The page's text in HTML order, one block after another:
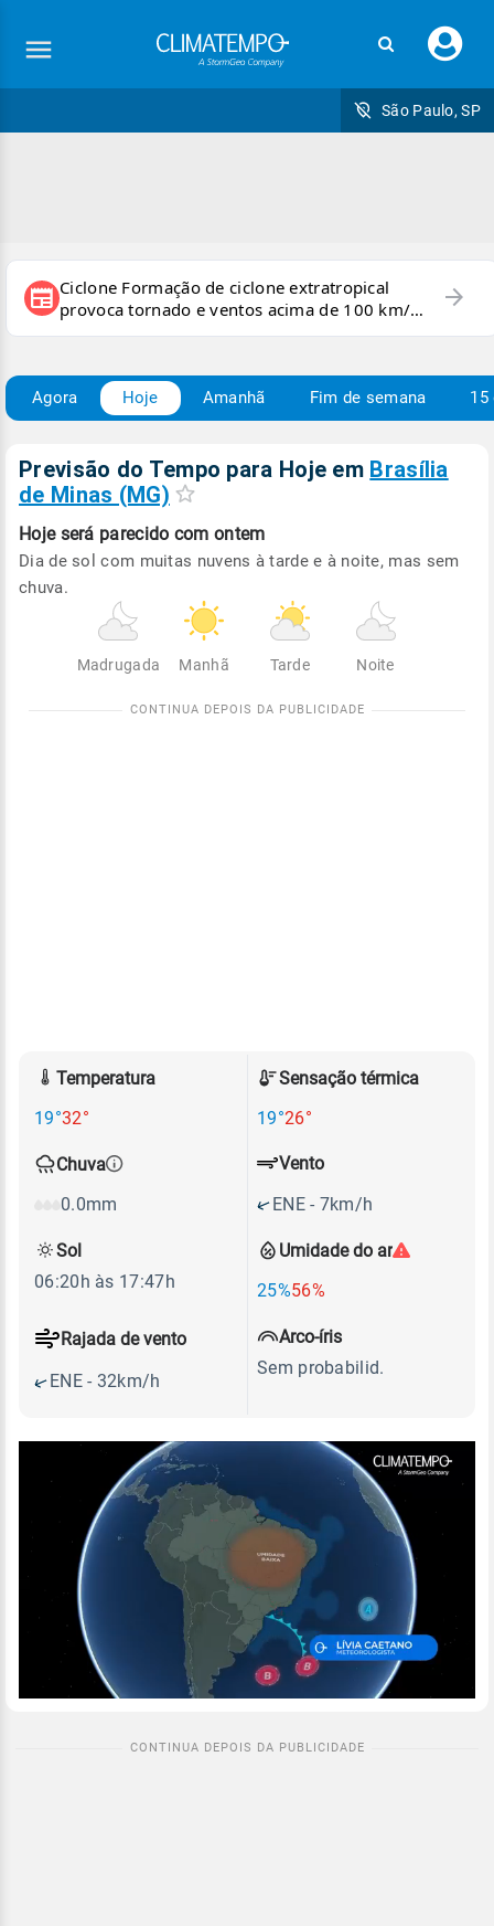
seu
São Paulo, SP
newspaper Ciclone Formação de ciclone extratropical
provoca tornado e ventos acima de 100 km/h
no RS
arrow_forward
Agora Hoje Amanhã Fim de semana 15
Previsão do Tempo para Hoje em Brasília
de Minas (MG)
Hoje será parecido com ontem
Dia de sol com muitas nuvens à tarde e à noite, mas sem
chuva.
Madrugada Manhã Tarde Noite
Temperatura
19°32°
Sensação térmica
19°26°
Chuva
0.0mm
Umidade do ar
25%56%
Vento
ENE - 7km/h
Rajada de vento
ENE - 32km/h
Sol
06:20h às 17:47h
Arco-íris
Sem probabilid.